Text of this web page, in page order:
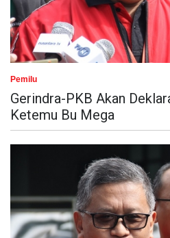
Pemilu
Gerindra-PKB Akan
Ketemu Bu Mega